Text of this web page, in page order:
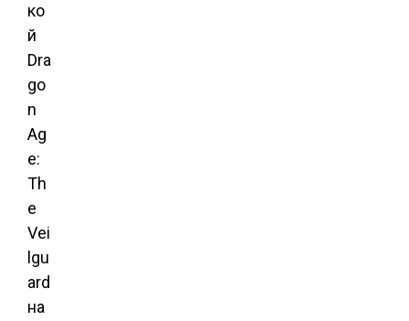
ко
й
Dra
go
n
Ag
e:
Th
e
Vei
lgu
ard
на